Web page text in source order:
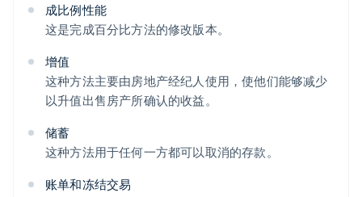
成比例性能
这是完成百分比方法的修改版本。
增值
这种方法主要由房地产经纪人使用，使他们能够减少
以升值出售房产所确认的收益。
储蓄
这种方法用于任何一方都可以取消的存款。
账单和冻结交易